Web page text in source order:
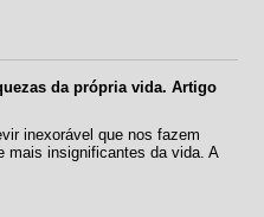
da própria vida. Artigo
inexorável que nos fazem
mais insignificantes da vida. A